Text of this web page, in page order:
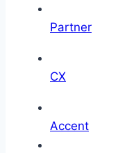
Partner
CX
Accent